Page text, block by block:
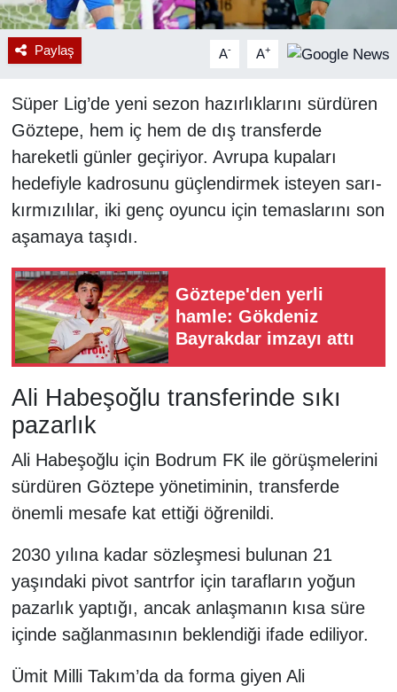
Paylaş A- A+
Süper Lig’de yeni sezon hazırlıklarını sürdüren
Göztepe, hem iç hem de dış transferde
hareketli günler geçiriyor. Avrupa kupaları
hedefiyle kadrosunu güçlendirmek isteyen sarı-
kırmızılılar, iki genç oyuncu için temaslarını son
aşamaya taşıdı.
Göztepe'den yerli
hamle: Gökdeniz
Bayrakdar imzayı attı
Ali Habeşoğlu transferinde sıkı
pazarlık
Ali Habeşoğlu için Bodrum FK ile görüşmelerini
sürdüren Göztepe yönetiminin, transferde
önemli mesafe kat ettiği öğrenildi.
2030 yılına kadar sözleşmesi bulunan 21
yaşındaki pivot santrfor için tarafların yoğun
pazarlık yaptığı, ancak anlaşmanın kısa süre
içinde sağlanmasının beklendiği ifade ediliyor.
Ümit Milli Takım’da da forma giyen Ali